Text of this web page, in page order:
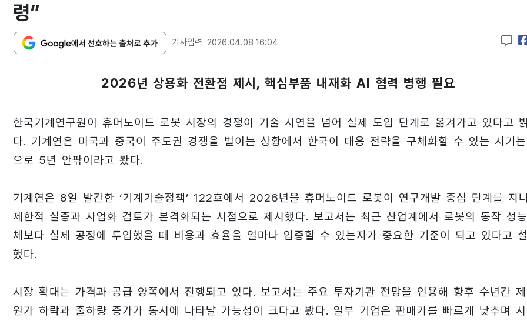
령”
기사입력 2026.04.08 16:04
2026년 상용화 전환점 제시, 핵심부품 내재화 AI 협력 병행 필요
한국기계연구원이 휴머노이드 로봇 시장의 경쟁이 기술 시연을 넘어 실제 도입 단계로 옮겨가고 있다고
다. 기계연은 미국과 중국이 주도권 경쟁을 벌이는 상황에서 한국이 대응 전략을 구체화할 수 있는 시기
으로 5년 안팎이라고 봤다.
기계연은 8일 발간한 ‘기계기술정책’ 122호에서 2026년을 휴머노이드 로봇이 연구개발 중심 단계를 지
제한적 실증과 사업화 검토가 본격화되는 시점으로 제시했다. 보고서는 최근 산업계에서 로봇의 동작 성
체보다 실제 공정에 투입했을 때 비용과 효율을 얼마나 입증할 수 있는지가 중요한 기준이 되고 있다고
했다.
시장 확대는 가격과 공급 양쪽에서 진행되고 있다. 보고서는 주요 투자기관 전망을 인용해 향후 수년간
원가 하락과 출하량 증가가 동시에 나타날 가능성이 크다고 봤다. 일부 기업은 판매가를 빠르게 낮추며